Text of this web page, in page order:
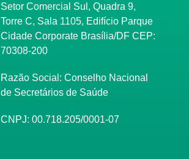
Setor Comercial Sul, Quadra 9,
Torre C, Sala 1105, Edifício Parque
Cidade Corporate Brasília/DF CEP:
70308-200
Razão Social: Conselho Nacional
de Secretários de Saúde
CNPJ: 00.718.205/0001-07